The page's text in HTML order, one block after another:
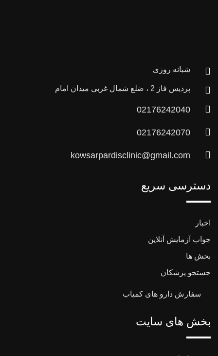
شبانه روزی
پردیس فاز 2 ، ضلع شمال غربی میدان امام
02176242040
02176242070
kowsarpardisclinic@gmail.com
دسترسی سریع
اخبار
جواب آزمایش آنلاین
بخش ها
جستجو پزشکان
سفارش دارو های کمیاب
بخش های سایت